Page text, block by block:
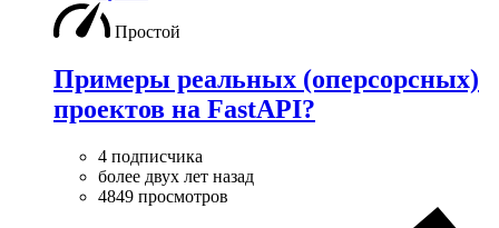
Простой
Примеры реальных (оперсорсных)
проектов на FastAPI?
4 подписчика
более двух лет назад
4849 просмотров